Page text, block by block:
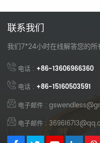
联系我们
我们7*24小时在线解答您的所
电话 : +86-13606966360
电话 : +86-15160503591
电子邮件 :
电子邮件 :